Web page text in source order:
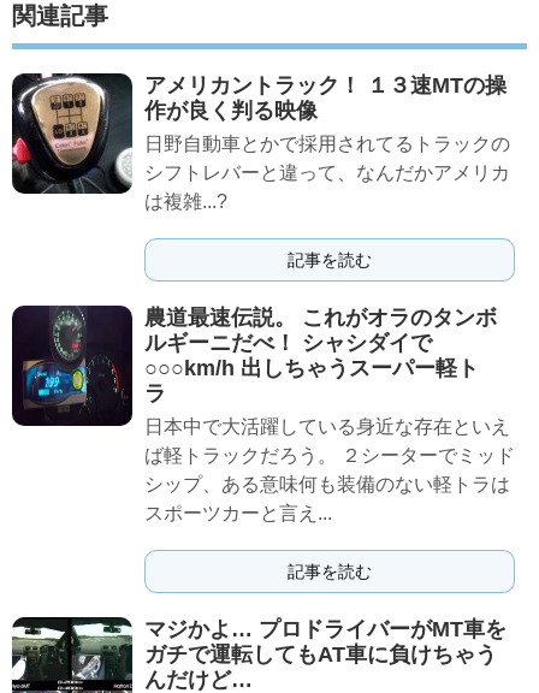
関連記事
アメリカントラック！ １３速MTの操
作が良く判る映像
日野自動車とかで採用されてるトラックの
シフトレバーと違って、なんだかアメリカ
は複雑...?
記事を読む
農道最速伝説。 これがオラのタンボ
ルギーニだべ！ シャシダイで
○○○km/h 出しちゃうスーパー軽ト
ラ
日本中で大活躍している身近な存在といえ
ば軽トラックだろう。 ２シーターでミッド
シップ、ある意味何も装備のない軽トラは
スポーツカーと言え...
記事を読む
マジかよ… プロドライバーがMT車を
ガチで運転してもAT車に負けちゃう
んだけど…